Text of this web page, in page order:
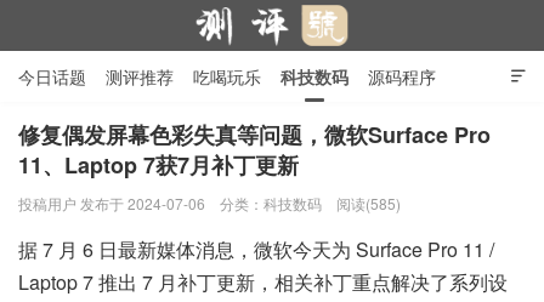
测评号

今日话题 测评推荐 吃喝玩乐 科技数码 源码程序
行业产品 在线投稿 隐私政策
修复偶发屏幕色彩失真等问题，微软Surface Pro
11、Laptop 7获7月补丁更新
投稿用户 发布于 2024-07-06 分类： 科技数码 阅读(585)
据 7 月 6 日最新媒体消息，微软今天为 Surface Pro 11 /
Laptop 7 推出 7 月补丁更新，相关补丁重点解决了系列设